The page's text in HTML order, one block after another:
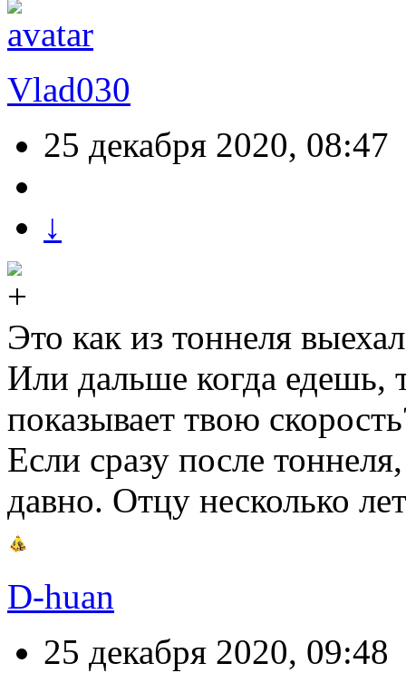
Vlad030
25 декабря 2020, 08:47
↓
Это как из тоннеля
Или дальше когда едешь,
показывает твою
Если сразу после
давно. Отцу несколько
D-huan
25 декабря 2020, 09:48